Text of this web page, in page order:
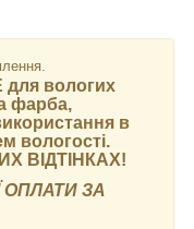
для вологих
фарба,
в
вологості.
ВІДТІНКАХ!
ОПЛАТИ ЗА